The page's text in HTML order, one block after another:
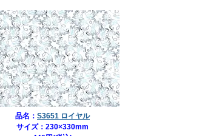
品名： S3651 ロイヤル
サイズ：230×330mm